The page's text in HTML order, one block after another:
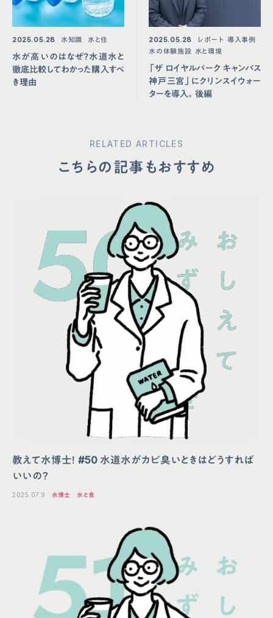
2025.05.28 水知識 水と住
水が高いのはなぜ？水道水と
徹底比較してわかった購入すべ
き理由
2025.05.28 レポート 導入事例
水の体験施設 水と環境
「ザ ロイヤルパーク キャンバス
神戸三宮」にクリンスイウォー
ターを導入。後編
RELATED ARTICLES
こちらの記事もおすすめ
教えて水博士！ #50 水道水がカビ臭いときはどうすれば
いいの？
2025.07.9 水博士 水と食